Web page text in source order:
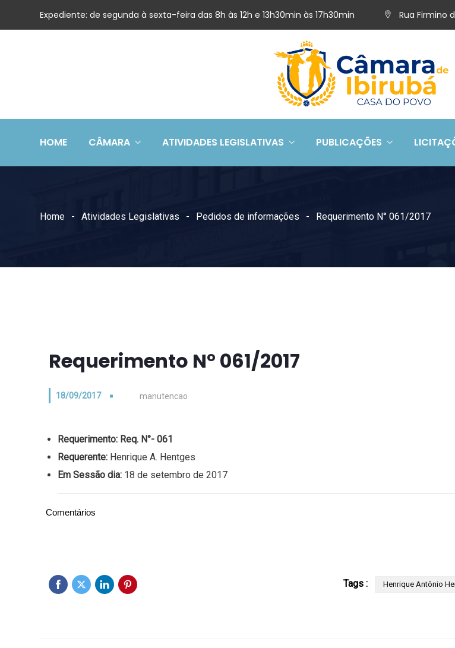
Expediente: de segunda à sexta-feira das 8h às 12h e 13h30min às 17h30min Rua Firmino
HOME CÂMARA ATIVIDADES LEGISLATIVAS PUBLICAÇÕES
Home Atividades Legislativas Pedidos de informações Requerimento N° 061/2017
Requerimento N° 061/2017
18/09/2017 manutencao
Requerimento: Req. N°- 061
Requerente: Henrique A. Hentges
Em Sessão dia: 18 de setembro de 2017
Comentários
Tags : Henrique Antônio